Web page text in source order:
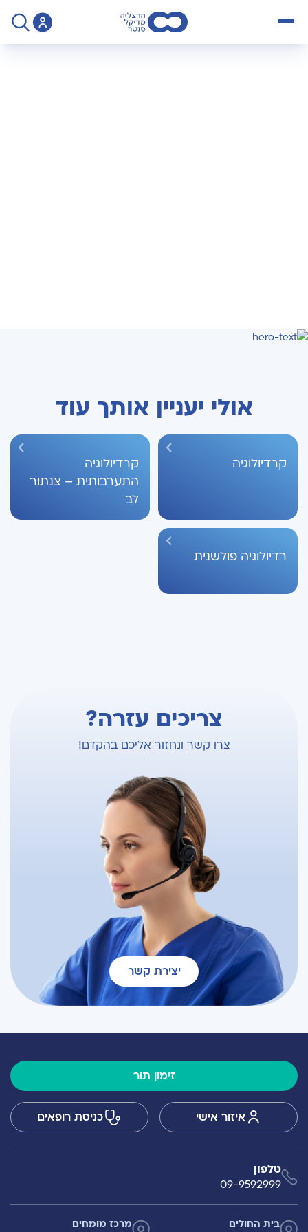
אולי יעניין אותך עוד
קרדיולוגיה
קרדיולוגיה
התערבותית – צנתור
לב
רדיולוגיה פולשנית
צריכים עזרה?
צרו קשר ונחזור אליכם בהקדם!
יצירת קשר
זימון תור
איזור אישי כניסת רופאים
טלפון
09-9592999
בית החולים מרכז מומחים